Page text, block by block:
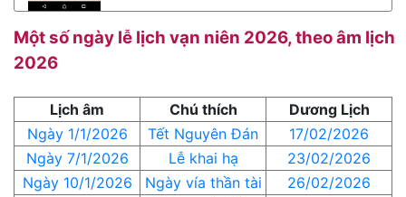
Một số ngày lễ lịch vạn niên 2026, theo âm lịch
2026
Lịch âm Chú thích
Dương Lịch
Ngày 1/1/2026
Tết Nguyên Đán
17/02/2026
Ngày 7/1/2026
Lễ khai hạ
23/02/2026
Ngày 10/1/2026
Ngày vía thần tài
26/02/2026